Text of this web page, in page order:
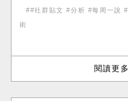
自嘲和發音測驗吸引注意
#社群貼文 #分析 #每周一說
術
閱讀更多